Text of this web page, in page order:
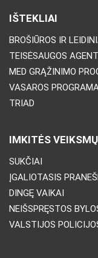
IŠTEKLIAI
BROŠIŪROS IR
TEISĖSAUGOS
MED GRĄŽINIMO
VASAROS PROGRAMA
TRIAD
IMKITĖS VEIKSMŲ
SUKČIAI
ĮGALIOTASIS
DINGĘ VAIKAI
NEIŠSPRĘSTOS
VALSTIJOS